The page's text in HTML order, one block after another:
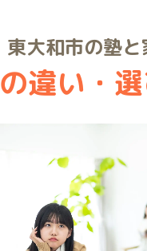
東大和市の塾
違い・